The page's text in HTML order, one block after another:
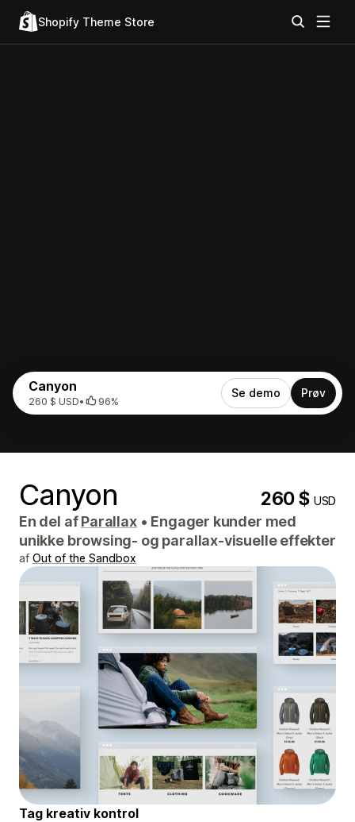
Shopify Theme Store
Canyon
260 $ USD• 96%
Se demo Prøv
Canyon 260 $USD
En del afParallax • Engager kunder med
unikke browsing- og parallax-visuelle effekter
af Out of the Sandbox
Tag kreativ kontrol